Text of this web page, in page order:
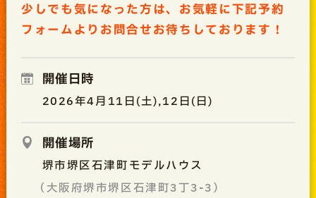
少しでも気になった方は、お気軽に下記予約
フォームよりお問合せお待ちしております！
開催日時
2026年4月11日(土),12日(日)
開催場所
堺市堺区石津町モデルハウス
（大阪府堺市堺区石津町3丁3-3）